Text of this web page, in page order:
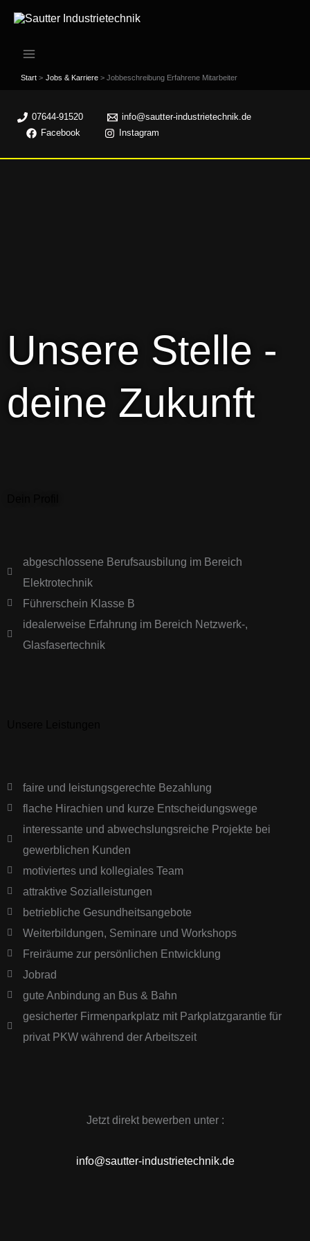
Zum
springen
Start Jobs & Karriere Jobbeschreibung Erfahrene Mitarbeiter
07644-91520
info@sautter-industrietechnik.de
Facebook
Instagram
Unsere Stelle -
deine Zukunft
abgeschlossene Berufsausbilung im Bereich
Elektrotechnik
Führerschein Klasse B
idealerweise Erfahrung im Bereich Netzwerk-,
Glasfasertechnik
faire und leistungsgerechte Bezahlung
flache Hirachien und kurze Entscheidungswege
interessante und abwechslungsreiche Projekte bei
gewerblichen Kunden
motiviertes und kollegiales Team
attraktive Sozialleistungen
betriebliche Gesundheitsangebote
Weiterbildungen, Seminare und Workshops
Freiräume zur persönlichen Entwicklung
Jobrad
gute Anbindung an Bus & Bahn
gesicherter Firmenparkplatz mit Parkplatzgarantie für
privat PKW während der Arbeitszeit
Jetzt direkt bewerben unter :
info@sautter-industrietechnik.de